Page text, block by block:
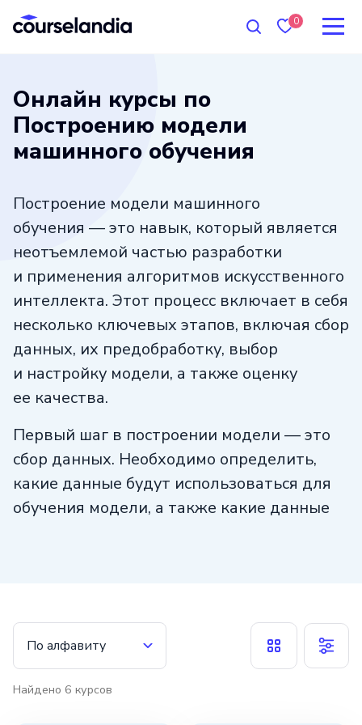
0
Онлайн курсы по
Построению модели
машинного обучения
Построение модели машинного
обучения — это навык, который является
неотъемлемой частью разработки
и применения алгоритмов искусственного
интеллекта. Этот процесс включает в себя
несколько ключевых этапов, включая сбор
данных, их предобработку, выбор
и настройку модели, а также оценку
ее качества.
Первый шаг в построении модели — это
сбор данных. Необходимо определить,
какие данные будут использоваться для
обучения модели, а также какие данные
масштабирование и преобразование
признаков.
Далее следует выбор и настройка модели.
По алфавиту
Найдено 6 курсов